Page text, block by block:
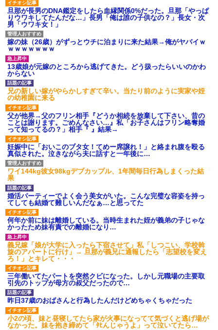
旦那が長男のDNA鑑定をしたら血縁関係0%だった。旦那「やっぱ
りウワキしてたんだな…」長男「俺は誰の子供なの？」長女・次
男「ウワキ女！」
嫁の妹（26歳）がずっとウチに泊まりに来た結果→俺がヤバイｗ
ｗｗｗｗｗｗｗ
13歳娘が元嫁のところから逃げてきた。どう扱ったらいいのかわ
からない
兄の新しい嫁がやらかしすぎて辛い。当たり前のように実家や姪
の幼稚園に来る
父が他界→父のフリン相手『どうか相続を放棄して下さい、昔の
ことは謝ります。ごめんなさい…』私「お子さんはフリン略奪婚
って知ってるの？」相手『 』結果→
妊娠中に「おいこのブタ女！てめー席譲れ！」と絡まれ腹を殴る
真似された。泣きながら夫に話すと一年後に…
ワイ144kg彼女98kgデブカップル、1年間毎日行為しまくった結
果
婚活パーティーでよく会う美女がいた。こんな完璧な容姿を持っ
てしても結婚て難しいんだなぁ…と思ってた
何年か前に妹は離婚している。当時生まれた姪が義弟の子じゃな
かったため妹有責での離婚になり…
義兄嫁「娘が大学に入ったら下宿させて」私「しつこい、学校斡
旋のアパートに行け」→ 旦那が義兄に通報したら「志望校を変え
ろ！」とキレて・・・
三年働いてたパートを突然クビになった。しかし元職場の主要取
引先のトップが母方の叔父だったので…
昨日37歳のおばさんと行為したんだけどめちゃくちゃだった
小2の頃、妹と昼寝してたら家が火事になってて気づくと逃げ場が
なかった。妹を抱き締めて「ﾀﾋんじゃうよ」って泣いてたら…